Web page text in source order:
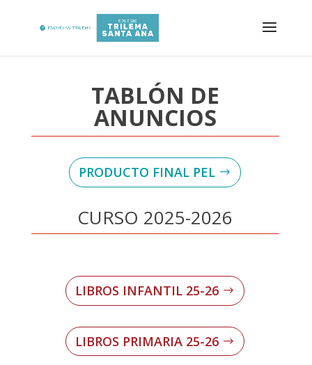
TABLÓN DE
ANUNCIOS
PRODUCTO FINAL PEL
CURSO 2025-2026
LIBROS INFANTIL 25-26
LIBROS PRIMARIA 25-26